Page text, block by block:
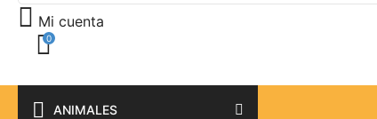
Mi cuenta
0
ANIMALES